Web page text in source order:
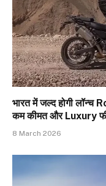
भारत में जल्द होगी
कम कीमत और Luxury
8 March 2026